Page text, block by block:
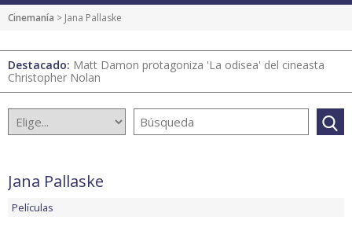
Cinemanía > Jana Pallaske
Destacado: Matt Damon protagoniza 'La odisea' del cineasta
Christopher Nolan
Jana Pallaske
Películas